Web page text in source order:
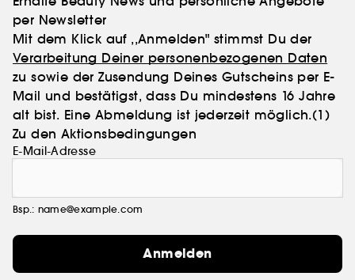
per Newsletter
Mit dem Klick auf ,,Anmelden" stimmst Du der
Verarbeitung Deiner personenbezogenen Daten
zu sowie der Zusendung Deines Gutscheins per E-
Mail und bestätigst, dass Du mindestens 16 Jahre
alt bist. Eine Abmeldung ist jederzeit möglich.(1)
Zu den Aktionsbedingungen
E-Mail-Adresse
Bsp.: name@example.com
Anmelden